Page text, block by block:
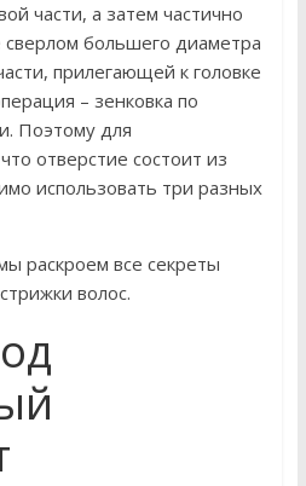
части, а затем частично
большего диаметра
прилегающей к головке
– зенковка по
Поэтому для
отверстие состоит из
использовать три разных
раскроем все секреты
волос.